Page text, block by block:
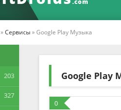
»Сервисы» Google Play Музыка
203
327
Google Play
0